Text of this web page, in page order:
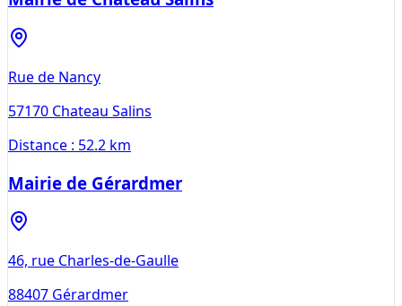
Rue de Nancy
57170 Chateau Salins
Distance : 52.2 km
Mairie de Gérardmer
46, rue Charles-de-Gaulle
88407 Gérardmer